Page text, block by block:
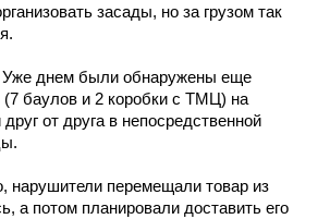
засады, но за грузом так
днем были обнаружены еще
(7 баулов и 2 коробки с ТМЦ) на
от друга в непосредственной
нарушители перемещали товар из
а потом планировали доставить его